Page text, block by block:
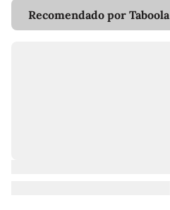
Recomendado por Taboola